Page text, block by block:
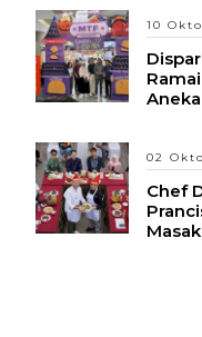
10
02
Chef